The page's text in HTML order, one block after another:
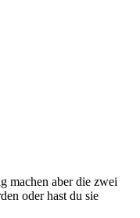
machen aber die zwei
oder hast du sie